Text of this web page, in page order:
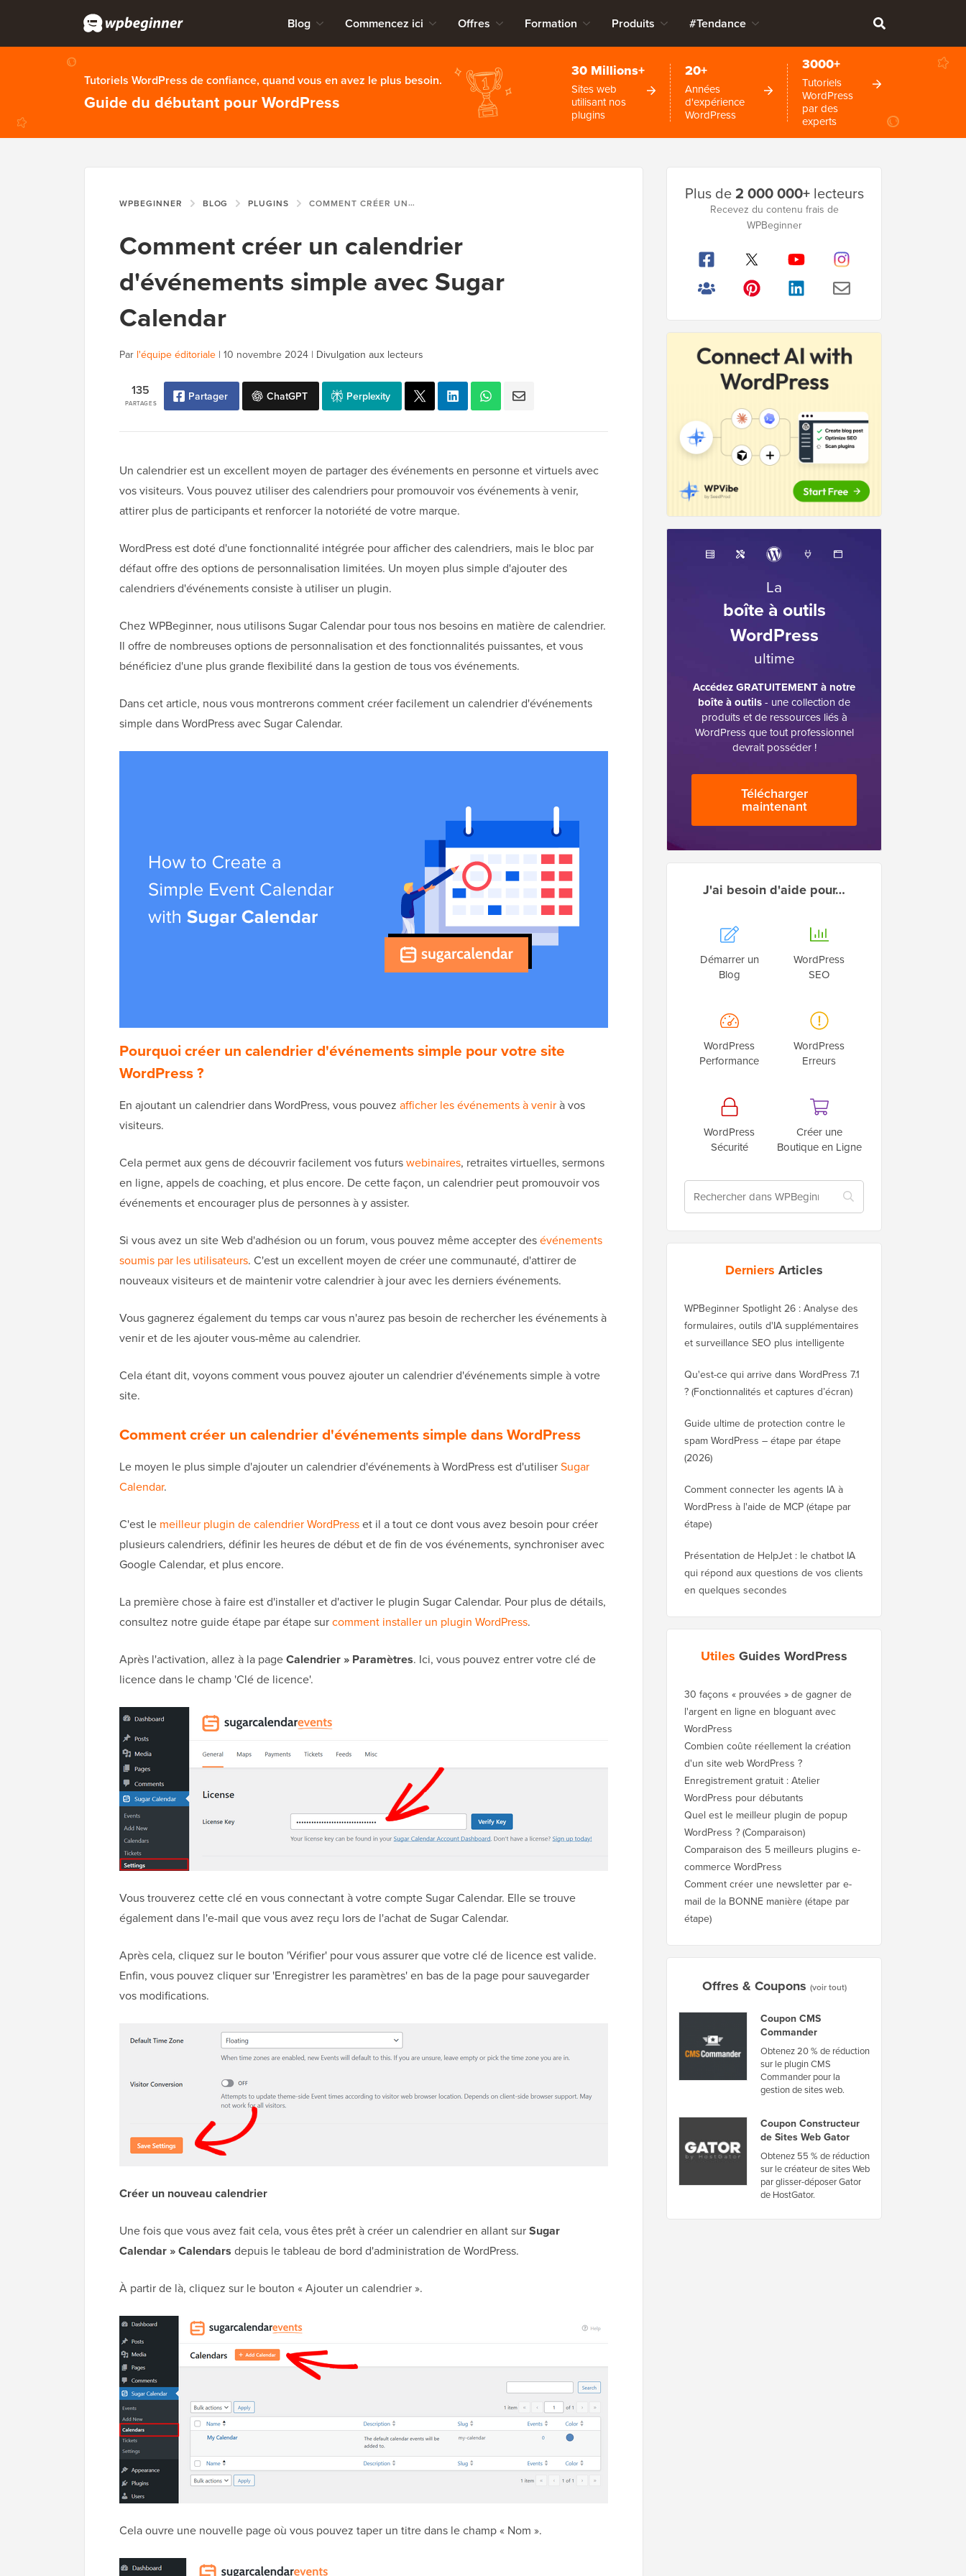
Blog Commencez ici Offres Formation Produits #Tendance
Tutoriels WordPress de confiance, quand vous en avez le plus besoin.
Guide du débutant pour WordPress
30 Millions+
Sites web
utilisant nos
plugins
20+
Années
d'expérience
WordPress
3000+
Tutoriels
WordPress
par des
experts
WPBEGINNER BLOG PLUGINS COMMENT CRÉER UN CALENDRIER D'ÉVÉNEMENTS SIMPLE AVEC SUGAR CALENDAR
Comment créer un calendrier
d'événements simple avec Sugar
Calendar
Par l'équipe éditoriale | 10 novembre 2024 | Divulgation aux lecteurs
PARTAGES
135 Partager ChatGPT Perplexity
Un calendrier est un excellent moyen de partager des événements en personne et virtuels avec
vos visiteurs. Vous pouvez utiliser des calendriers pour promouvoir vos événements à venir,
attirer plus de participants et renforcer la notoriété de votre marque.
WordPress est doté d'une fonctionnalité intégrée pour afficher des calendriers, mais le bloc par
défaut offre des options de personnalisation limitées. Un moyen plus simple d'ajouter des
calendriers d'événements consiste à utiliser un plugin.
Chez WPBeginner, nous utilisons Sugar Calendar pour tous nos besoins en matière de calendrier.
Il offre de nombreuses options de personnalisation et des fonctionnalités puissantes, et vous
bénéficiez d'une plus grande flexibilité dans la gestion de tous vos événements.
Dans cet article, nous vous montrerons comment créer facilement un calendrier d'événements
simple dans WordPress avec Sugar Calendar.
Pourquoi créer un calendrier d'événements simple pour votre site
WordPress ?
En ajoutant un calendrier dans WordPress, vous pouvez afficher les événements à venirà vos
visiteurs.
Cela permet aux gens de découvrir facilement vos futurswebinaires, retraites virtuelles, sermons
en ligne, appels de coaching, et plus encore. De cette façon, un calendrier peut promouvoir vos
événements et encourager plus de personnes à y assister.
Si vous avez un site Web d'adhésion ou un forum, vous pouvez même accepter desévénements
soumis par les utilisateurs. C'est un excellent moyen de créer une communauté, d'attirer de
nouveaux visiteurs et de maintenir votre calendrier à jour avec les derniers événements.
Vous gagnerez également du temps car vous n'aurez pas besoin de rechercher les événements à
venir et de les ajouter vous-même au calendrier.
Cela étant dit, voyons comment vous pouvez ajouter un calendrier d'événements simple à votre
site.
Comment créer un calendrier d'événements simple dans WordPress
Le moyen le plus simple d'ajouter un calendrier d'événements à WordPress est d'utiliserSugar
Calendar.
C'est le meilleur plugin de calendrier WordPresset il a tout ce dont vous avez besoin pour créer
plusieurs calendriers, définir les heures de début et de fin de vos événements, synchroniser avec
Google Calendar, et plus encore.
La première chose à faire est d'installer et d'activer le plugin Sugar Calendar. Pour plus de détails,
consultez notre guide étape par étape surcomment installer un plugin WordPress.
Après l'activation, allez à la pageCalendrier » Paramètres. Ici, vous pouvez entrer votre clé de
licence dans le champ 'Clé de licence'.
Vous trouverez cette clé en vous connectant à votre compte Sugar Calendar. Elle se trouve
également dans l'e-mail que vous avez reçu lors de l'achat de Sugar Calendar.
Après cela, cliquez sur le bouton 'Vérifier' pour vous assurer que votre clé de licence est valide.
Enfin, vous pouvez cliquer sur 'Enregistrer les paramètres' en bas de la page pour sauvegarder
vos modifications.
Créer un nouveau calendrier
Une fois que vous avez fait cela, vous êtes prêt à créer un calendrier en allant surSugar
Calendar » Calendars depuis le tableau de bord d'administration de WordPress.
À partir de là, cliquez sur le bouton « Ajouter un calendrier ».
Cela ouvre une nouvelle page où vous pouvez taper un titre dans le champ « Nom ».
latérale
Plus de2 000 000+lecteurs
Recevez du contenu frais de
WPBeginner
La
boîte à outils
WordPress
ultime
Accédez GRATUITEMENT à notre
boîte à outils- une collection de
produits et de ressources liés à
WordPress que tout professionnel
devrait posséder !
Télécharger
maintenant
J'ai besoin d'aide pour…
Démarrer un
Blog
WordPress
SEO
WordPress
Performance
WordPress
Erreurs
WordPress
Sécurité
Créer une
Boutique en Ligne
Derniers Articles
WPBeginner Spotlight 26 : Analyse des
formulaires, outils d'IA supplémentaires
et surveillance SEO plus intelligente
Qu'est-ce qui arrive dans WordPress 7.1
? (Fonctionnalités et captures d’écran)
Guide ultime de protection contre le
spam WordPress – étape par étape
(2026)
Comment connecter les agents IA à
WordPress à l'aide de MCP (étape par
étape)
Présentation de HelpJet : le chatbot IA
qui répond aux questions de vos clients
en quelques secondes
Utiles Guides WordPress
30 façons « prouvées » de gagner de
l'argent en ligne en bloguant avec
WordPress
Combien coûte réellement la création
d'un site web WordPress ?
Enregistrement gratuit : Atelier
WordPress pour débutants
Quel est le meilleur plugin de popup
WordPress ? (Comparaison)
Comparaison des 5 meilleurs plugins e-
commerce WordPress
Comment créer une newsletter par e-
mail de la BONNE manière (étape par
étape)
Offres & Coupons (voir tout)
Coupon CMS
Commander
Obtenez 20 % de réduction
sur le plugin CMS
Commander pour la
gestion de sites web.
Coupon Constructeur
de Sites Web Gator
Obtenez 55 % de réduction
sur le créateur de sites Web
par glisser-déposer Gator
de HostGator.